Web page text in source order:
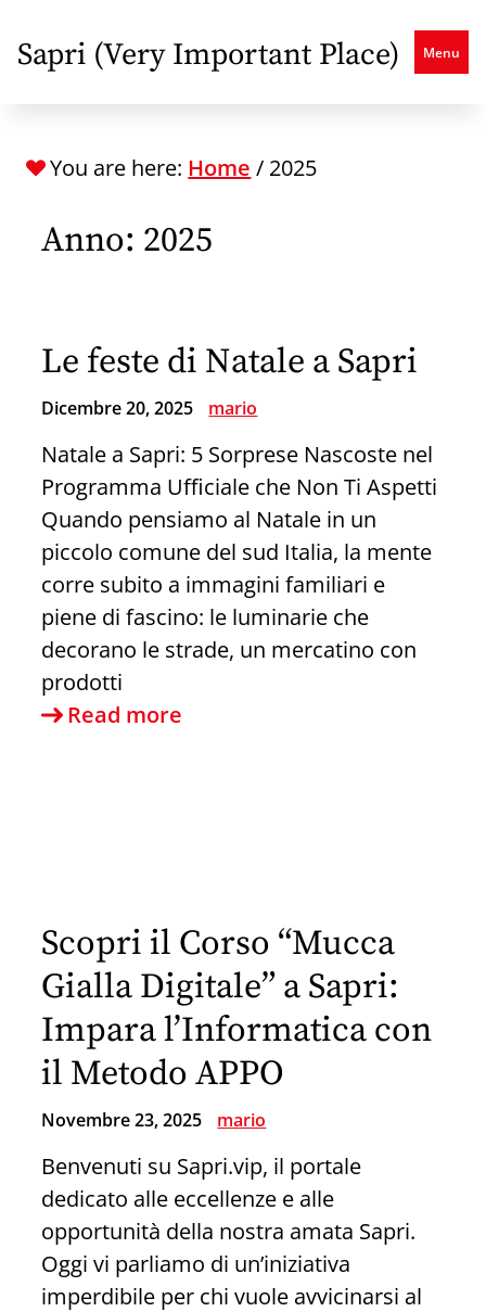
to
main
Sapri (Very Important Place) Menu
You are here: Home / 2025
Anno: 2025
Le feste di Natale a Sapri
Dicembre 20, 2025 mario
Natale a Sapri: 5 Sorprese Nascoste nel
Programma Ufficiale che Non Ti Aspetti
Quando pensiamo al Natale in un
piccolo comune del sud Italia, la mente
corre subito a immagini familiari e
piene di fascino: le luminarie che
decorano le strade, un mercatino con
prodotti
Read more
Scopri il Corso “Mucca
Gialla Digitale” a Sapri:
Impara l’Informatica con
il Metodo APPO
Novembre 23, 2025 mario
Benvenuti su Sapri.vip, il portale
dedicato alle eccellenze e alle
opportunità della nostra amata Sapri.
Oggi vi parliamo di un’iniziativa
imperdibile per chi vuole avvicinarsi al